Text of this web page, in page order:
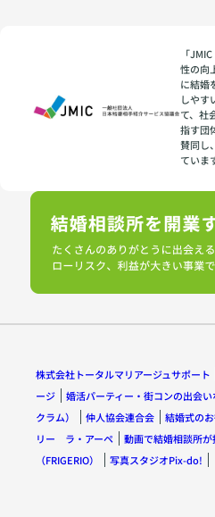
「
性の向
に結婚
しやす
て、社
指す団
賛同し
ていま
株式会社トータルマリアージュサポート
ージ
婚活パーティー・街コンの出会
クラム）
仲人協会連合会 結婚式の
リー ラ・アーペ
動画で結婚相談所
（FRIGERIO）
写真スタジオPix-do!